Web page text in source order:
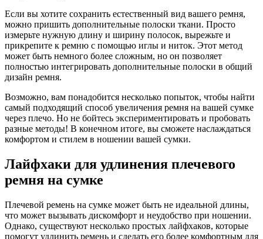
Если вы хотите сохранить естественный вид вашего ремня,
можно пришить дополнительные полоски ткани. Просто
измерьте нужную длину и ширину полосок, вырежьте и
прикрепите к ремню с помощью иглы и ниток. Этот метод
может быть немного более сложным, но он позволяет
полностью интегрировать дополнительные полоски в общий
дизайн ремня.
Возможно, вам понадобится несколько попыток, чтобы найти
самый подходящий способ увеличения ремня на вашей сумке
через плечо. Но не бойтесь экспериментировать и пробовать
разные методы! В конечном итоге, вы сможете наслаждаться
комфортом и стилем в ношении вашей сумки.
Лайфхаки для удлинения плечевого
ремня на сумке
Плечевой ремень на сумке может быть не идеальной длины,
что может вызывать дискомфорт и неудобство при ношении.
Однако, существуют несколько простых лайфхаков, которые
помогут удлинить ремень и сделать его более комфортным для